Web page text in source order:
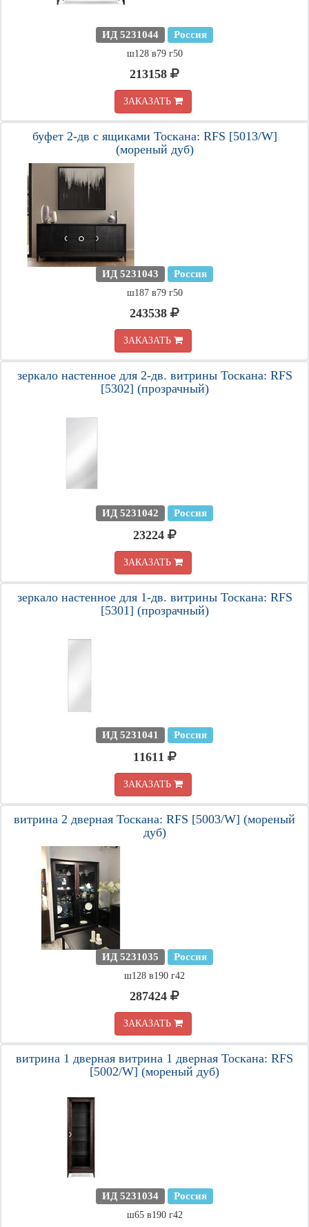
ИД 5231044 Россия
ш128 в79 г50
213158
ЗАКАЗАТЬ
буфет 2-дв с ящиками Тоскана: RFS [5013/W]
(мореный дуб)
ИД 5231043 Россия
ш187 в79 г50
243538
ЗАКАЗАТЬ
зеркало настенное для 2-дв. витрины Тоскана: RFS
[5302] (прозрачный)
ИД 5231042 Россия
23224
ЗАКАЗАТЬ
зеркало настенное для 1-дв. витрины Тоскана: RFS
[5301] (прозрачный)
ИД 5231041 Россия
11611
ЗАКАЗАТЬ
витрина 2 дверная Тоскана: RFS [5003/W] (мореный
дуб)
ИД 5231035 Россия
ш128 в190 г42
287424
ЗАКАЗАТЬ
витрина 1 дверная витрина 1 дверная Тоскана: RFS
[5002/W] (мореный дуб)
ИД 5231034 Россия
ш65 в190 г42